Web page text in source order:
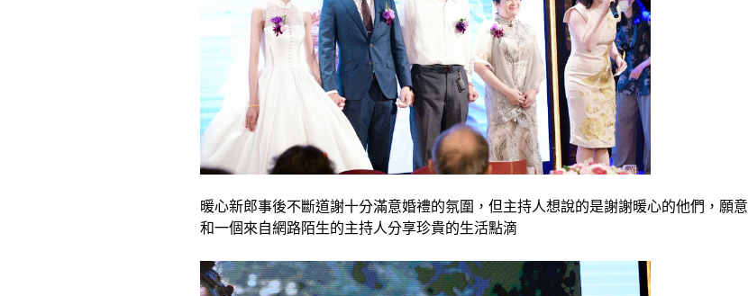
暖心新郎事後不斷道謝十分滿意婚禮的氛圍，但主持人想說的是謝謝暖心的他們，願意
和一個來自網路陌生的主持人分享珍貴的生活點滴